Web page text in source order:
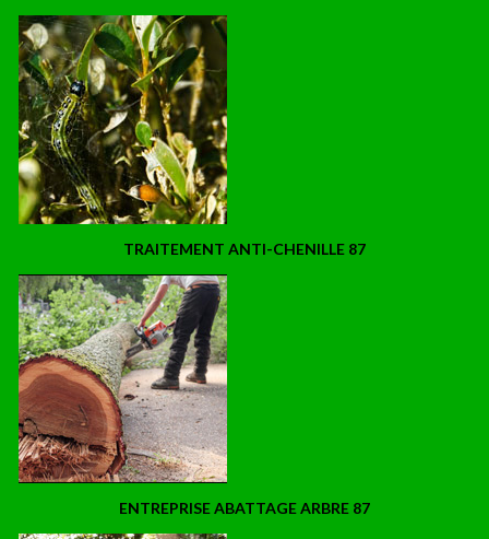
TRAITEMENT ANTI-CHENILLE 87
ENTREPRISE ABATTAGE ARBRE 87